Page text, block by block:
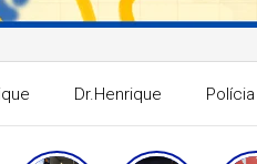
Dr.Henrique Polícia